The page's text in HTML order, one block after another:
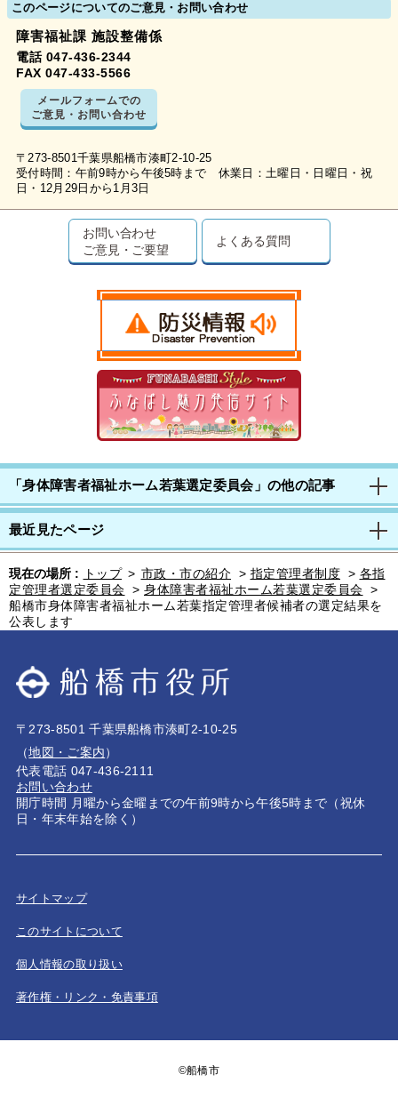
このページについてのご意見・お問い合わせ
障害福祉課 施設整備係
電話 047-436-2344
FAX 047-433-5566
メールフォームでの
ご意見・お問い合わせ
〒273-8501千葉県船橋市湊町2-10-25
受付時間：午前9時から午後5時まで 休業日：土曜日・日曜日・祝
日・12月29日から1月3日
お問い合わせ
ご意見・ご要望
よくある質問
「身体障害者福祉ホーム若葉選定委員会」の他の記事
最近見たページ
現在の場所 : トップ > 市政・市の紹介 > 指定管理者制度 > 各指
定管理者選定委員会 > 身体障害者福祉ホーム若葉選定委員会 >
船橋市身体障害者福祉ホーム若葉指定管理者候補者の選定結果を
公表します
〒273-8501 千葉県船橋市湊町2-10-25
（地図・ご案内）
代表電話 047-436-2111
お問い合わせ
開庁時間 月曜から金曜までの午前9時から午後5時まで（祝休
日・年末年始を除く）
サイトマップ
このサイトについて
個人情報の取り扱い
著作権・リンク・免責事項
©船橋市